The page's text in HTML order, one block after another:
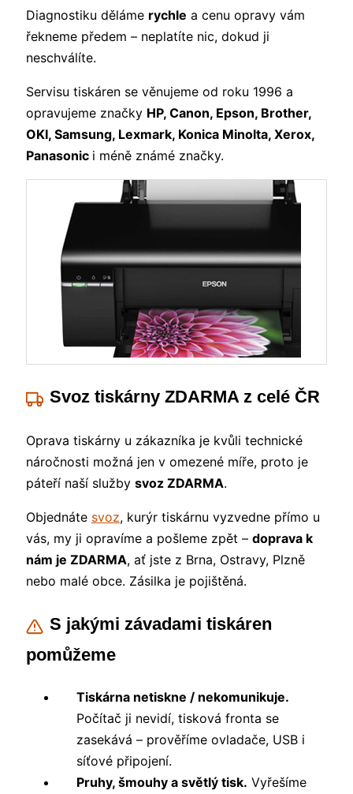
Diagnostiku děláme rychle a cenu opravy vám
řekneme předem – neplatíte nic, dokud ji
neschválíte.
Servisu tiskáren se věnujeme od roku 1996 a
opravujeme značky HP, Canon, Epson, Brother,
OKI, Samsung, Lexmark, Konica Minolta, Xerox,
Panasonic i méně známé značky.
Svoz tiskárny ZDARMA z celé ČR
Oprava tiskárny u zákazníka je kvůli technické
náročnosti možná jen v omezené míře, proto je
páteří naší služby svoz ZDARMA.
Objednáte svoz, kurýr tiskárnu vyzvedne přímo u
vás, my ji opravíme a pošleme zpět – doprava k
nám je ZDARMA, ať jste z Brna, Ostravy, Plzně
nebo malé obce. Zásilka je pojištěná.
S jakými závadami tiskáren
pomůžeme
Tiskárna netiskne / nekomunikuje.
Počítač ji nevidí, tisková fronta se
zasekává – prověříme ovladače, USB i
síťové připojení.
Pruhy, šmouhy a světlý tisk. Vyřešíme